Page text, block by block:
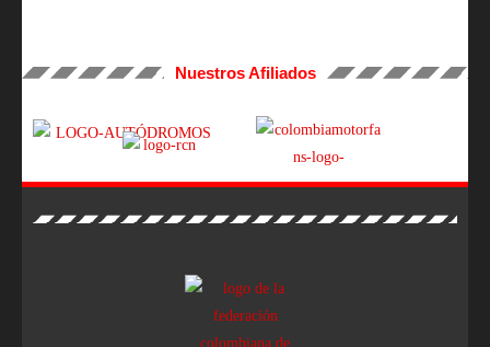
Nuestros Afiliados